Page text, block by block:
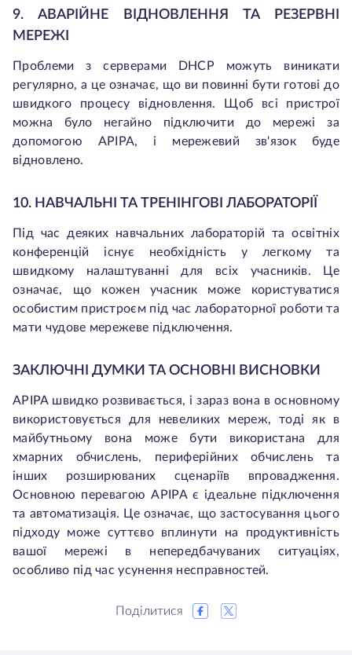
9. АВАРІЙНЕ ВІДНОВЛЕННЯ ТА РЕЗЕРВНІ
МЕРЕЖІ
Проблеми з серверами DHCP можуть виникати
регулярно, а це означає, що ви повинні бути готові до
швидкого процесу відновлення. Щоб всі пристрої
можна було негайно підключити до мережі за
допомогою APIPA, і мережевий зв'язок буде
відновлено.
10. НАВЧАЛЬНІ ТА ТРЕНІНГОВІ ЛАБОРАТОРІЇ
Під час деяких навчальних лабораторій та освітніх
конференцій існує необхідність у легкому та
швидкому налаштуванні для всіх учасників. Це
означає, що кожен учасник може користуватися
особистим пристроєм під час лабораторної роботи та
мати чудове мережеве підключення.
ЗАКЛЮЧНІ ДУМКИ ТА ОСНОВНІ ВИСНОВКИ
APIPA швидко розвивається, і зараз вона в основному
використовується для невеликих мереж, тоді як в
майбутньому вона може бути використана для
хмарних обчислень, периферійних обчислень та
інших розширюваних сценаріїв впровадження.
Основною перевагою APIPA є ідеальне підключення
та автоматизація. Це означає, що застосування цього
підходу може суттєво вплинути на продуктивність
вашої мережі в непередбачуваних ситуаціях,
особливо під час усунення несправностей.
Поділитися